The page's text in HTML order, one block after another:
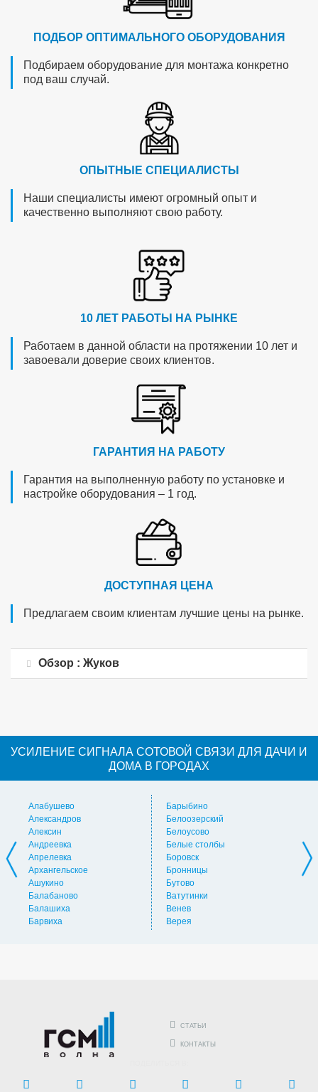
ПОДБОР ОПТИМАЛЬНОГО ОБОРУДОВАНИЯ
Подбираем оборудование для монтажа конкретно
под ваш случай.
ОПЫТНЫЕ СПЕЦИАЛИСТЫ
Наши специалисты имеют огромный опыт и
качественно выполняют свою работу.
10 ЛЕТ РАБОТЫ НА РЫНКЕ
Работаем в данной области на протяжении 10 лет и
завоевали доверие своих клиентов.
ГАРАНТИЯ НА РАБОТУ
Гарантия на выполненную работу по установке и
настройке оборудования – 1 год.
ДОСТУПНАЯ ЦЕНА
Предлагаем своим клиентам лучшие цены на рынке.
Обзор : Жуков
УСИЛЕНИЕ СИГНАЛА СОТОВОЙ СВЯЗИ ДЛЯ ДАЧИ И
ДОМА В ГОРОДАХ
Алабушево
Александров
Алексин
Андреевка
Апрелевка
Архангельское
Ашукино
Балабаново
Балашиха
Барвиха
Барыбино
Белоозерский
Белоусово
Белые столбы
Боровск
Бронницы
Бутово
Ватутинки
Венев
Верея
СТАТЬИ
КОНТАКТЫ